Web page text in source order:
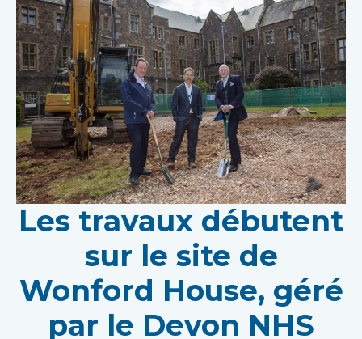
Les travaux débutent
sur le site de
Wonford House, géré
par le Devon NHS